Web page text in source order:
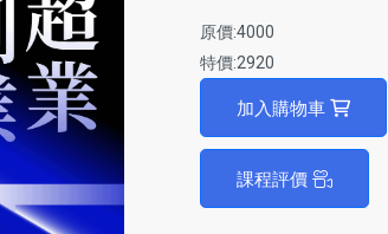
原價:4000
特價:2920
加入購物車
課程評價